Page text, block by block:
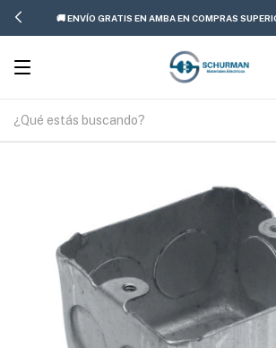
🚚 ENVÍO GRATIS EN AMBA EN COMPRAS